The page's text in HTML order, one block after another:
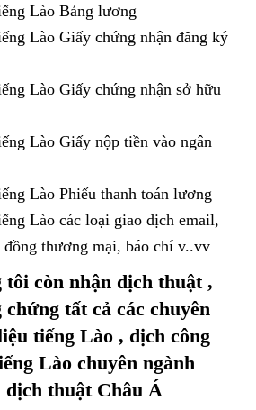
Lào Bảng lương
Lào Giấy chứng nhận đăng ký
Lào Giấy chứng nhận sở hữu
Lào Giấy nộp tiền vào ngân
Lào Phiếu thanh toán lương
Lào các loại giao dịch email,
thương mại, báo chí v..vv
tôi còn nhận dịch thuật ,
tất cả các chuyên
tiếng Lào , dịch công
Lào chuyên ngành
dịch thuật Châu Á